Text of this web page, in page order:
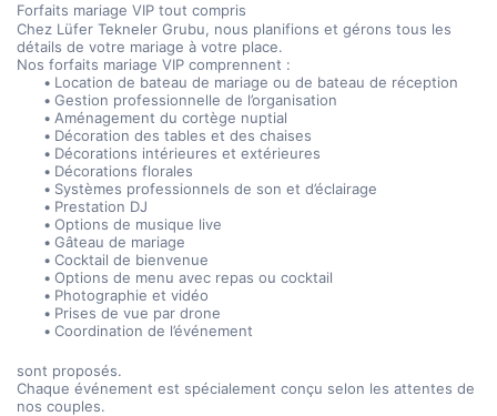
Forfaits mariage VIP tout compris
Chez Lüfer Tekneler Grubu, nous planifions et gérons tous les
détails de votre mariage à votre place.
Nos forfaits mariage VIP comprennent :
Location de bateau de mariage ou de bateau de réception
Gestion professionnelle de l’organisation
Aménagement du cortège nuptial
Décoration des tables et des chaises
Décorations intérieures et extérieures
Décorations florales
Systèmes professionnels de son et d’éclairage
Prestation DJ
Options de musique live
Gâteau de mariage
Cocktail de bienvenue
Options de menu avec repas ou cocktail
Photographie et vidéo
Prises de vue par drone
Coordination de l’événement
sont proposés.
Chaque événement est spécialement conçu selon les attentes de
nos couples.